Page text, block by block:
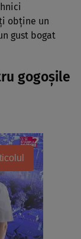
obține un
gust bogat
gogoșile